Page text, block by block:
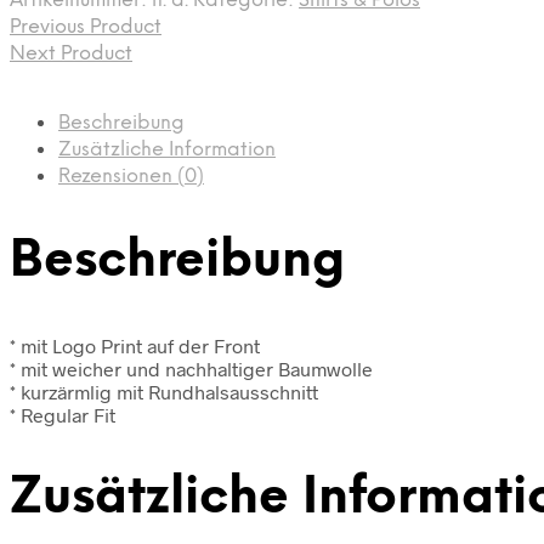
Previous Product
Next Product
Beschreibung
Zusätzliche Information
Rezensionen (0)
Beschreibung
* mit Logo Print auf der Front
* mit weicher und nachhaltiger Baumwolle
* kurzärmlig mit Rundhalsausschnitt
* Regular Fit
Zusätzliche